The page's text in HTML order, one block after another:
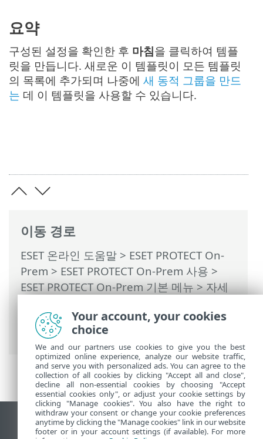
이동 경로
ESET 온라인 도움말 > ESET PROTECT On-
Prem > ESET PROTECT On-Prem 사용 >
ESET PROTECT On-Prem 기본 메뉴>자세
> 동적 그룹 - 설치되었지만 활성화되지
않은 서버 보안 제품 버전
요약
구성된 설정을 확인한 후 마침을 클릭하여 템플
릿을 만듭니다. 새로운 이 템플릿이 모든 템플릿
의 목록에 추가되며 나중에 새 동적 그룹을 만드
는 데 이 템플릿을 사용할 수 있습니다.
데스크톱 사이트 보기
Your account, your cookies
choice
We and our partners use cookies to give you the best
optimized online experience, analyze our website traffic,
and serve you with personalized ads. You can agree to the
collection of all cookies by clicking "Accept all and close",
decline all non-essential cookies by choosing "Accept
essential cookies only", or adjust your cookie settings by
clicking "Manage cookies". You also have the right to
withdraw your consent or change your cookie preferences
anytime by clicking the "Manage cookies" link in our website
footer or in your account settings (if available). For more